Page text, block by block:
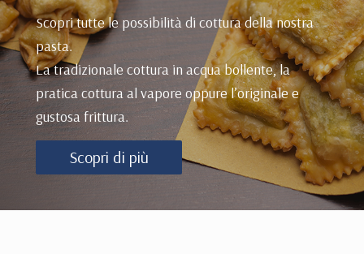
Scopri tutte le possibilità di cottura della nostra
pasta.
La tradizionale cottura in acqua bollente, la
pratica cottura al vapore oppure l’originale e
gustosa frittura.
Scopri di più